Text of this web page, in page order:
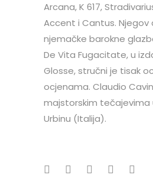
Arcana, K 617,
Accent i Cantus. Njegov
njemačke barokne
De Vita Fugacitate, u
Glosse, stručni je tisak
ocjenama. Claudio
majstorskim tečajevima
Urbinu (Italija).